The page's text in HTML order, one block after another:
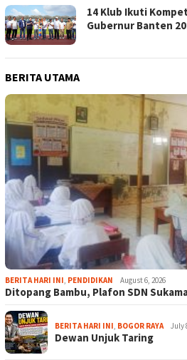
14 Klub Ikuti
Gubernur Banten
BERITA UTAMA
BERITA HARI INI, PENDIDIKAN August 6, 2026
Ditopang Bambu, Plafon SDN
BERITA HARI INI, BOGOR RAYA July
Dewan Unjuk Taring